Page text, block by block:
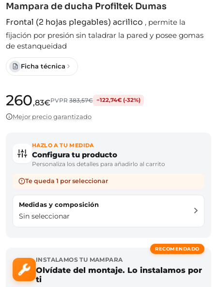
Mampara de ducha Profiltek Dumas
Frontal (2 hojas plegables) acrilico , permite la
fijación por presión sin taladrar la pared y posee gomas
de estanqueidad
Ficha técnica
260,83€PVPR383,57€ −122,74€ (-32%)
Mejor precio garantizado
HAZLO A TU MEDIDA
Configura tu producto
Personaliza los detalles para añadirlo al carrito
Te queda 1 por seleccionar
Medidas y composición
Sin seleccionar
RECOMENDADO
INSTALAMOS TU MAMPARA
Olvídate del montaje. Lo instalamos por
ti